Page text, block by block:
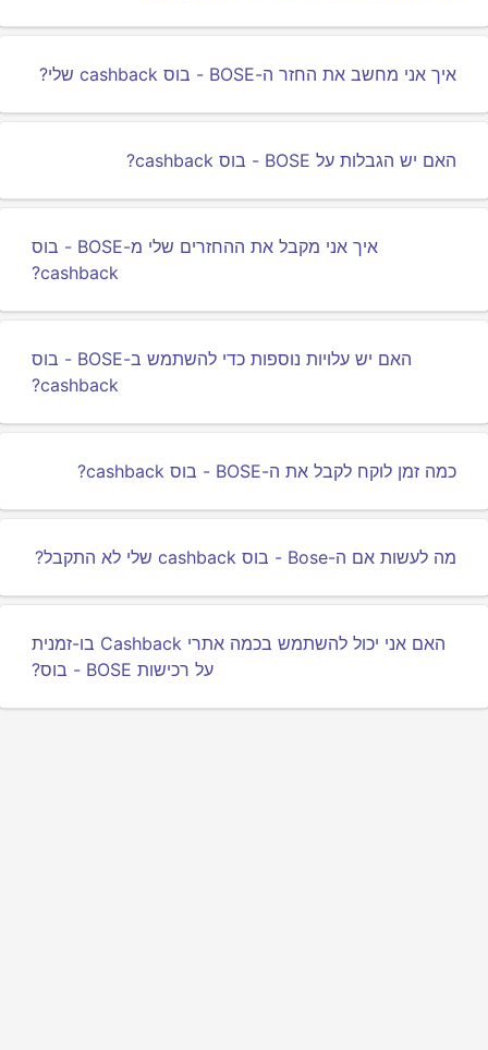
איך אני מחשב את החזר ה-BOSE - בוס cashback שלי?
האם יש הגבלות על BOSE - בוס cashback?
איך אני מקבל את ההחזרים שלי מ-BOSE - בוס
cashback?
האם יש עלויות נוספות כדי להשתמש ב-BOSE - בוס
cashback?
כמה זמן לוקח לקבל את ה-BOSE - בוס cashback?
מה לעשות אם ה-Bose - בוס cashback שלי לא התקבל?
האם אני יכול להשתמש בכמה אתרי Cashback בו-זמנית
על רכישות BOSE - בוס?